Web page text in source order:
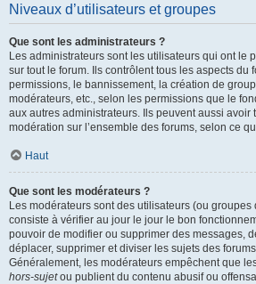
Niveaux d’utilisateurs et groupes
Que sont les administrateurs ?
Les administrateurs sont les utilisateurs qui ont le
sur tout le forum. Ils contrôlent tous les aspects du
permissions, le bannissement, la création de
modérateurs, etc., selon les permissions que le
aux autres administrateurs. Ils peuvent aussi avoir
modération sur l’ensemble des forums, selon ce
Haut
Que sont les modérateurs ?
Les modérateurs sont des utilisateurs (ou groupes
consiste à vérifier au jour le jour le bon
pouvoir de modifier ou supprimer des messages,
déplacer, supprimer et diviser les sujets des forums
Généralement, les modérateurs empêchent que
hors-sujetou publient du contenu abusif ou